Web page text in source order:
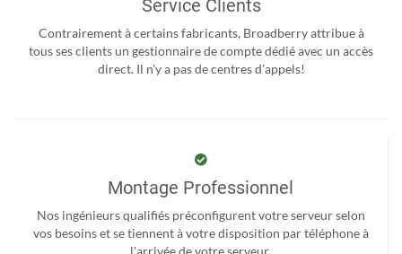
Service Clients
Contrairement à certains fabricants, Broadberry attribue à
tous ses clients un gestionnaire de compte dédié avec un accès
direct. Il n'y a pas de centres d'appels!
Montage Professionnel
Nos ingénieurs qualifiés préconfigurent votre serveur selon
vos besoins et se tiennent à votre disposition par téléphone à
l'arrivée de votre serveur.